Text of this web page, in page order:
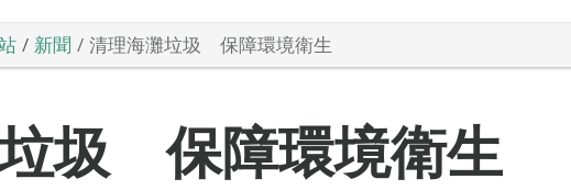
新聞 清理海灘垃圾 保障環境衛生
圾 保障環境衛生